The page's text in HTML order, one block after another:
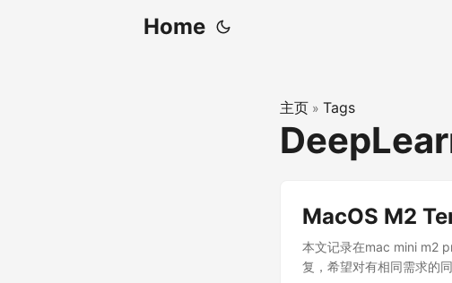
Home
主页 » Tags
MacOS M2
本文记录在mac mini m2
复，希望对有相同需求的